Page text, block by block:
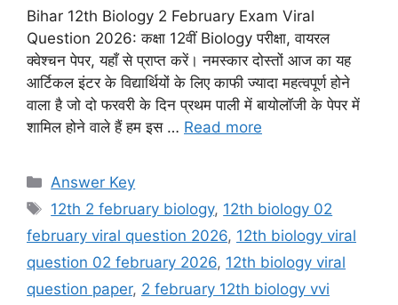
Bihar 12th Biology 2 February Exam Viral
Question 2026: कक्षा 12वीं Biology परीक्षा, वायरल
क्वेश्चन पेपर, यहाँ से प्राप्त करें। नमस्कार दोस्तों आज का यह
आर्टिकल इंटर के विद्यार्थियों के लिए काफी ज्यादा महत्वपूर्ण होने
वाला है जो दो फरवरी के दिन प्रथम पाली में बायोलॉजी के पेपर में
शामिल होने वाले हैं हम इस … Read more
Categories
Answer Key
Tags
12th 2 february biology, 12th biology 02
february viral question 2026, 12th biology viral
question 02 february 2026, 12th biology viral
question paper, 2 february 12th biology vvi